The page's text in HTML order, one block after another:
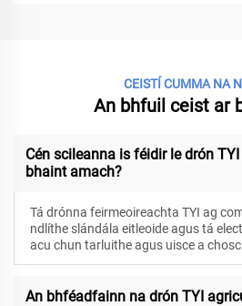
CEISTÍ CUMMA NA
An bhfuil ceist ar
Cén scileanna is féidir le drón
bhaint amach?
Tá drónna feirmeoireachta TYI ag
ndlíthe slándála eitleoide agus tá
acu chun tarluithe agus uisce a
An bhféadfainn na drón TYI